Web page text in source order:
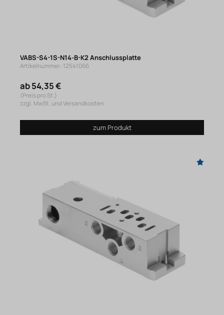
VABS-S4-1S-N14-B-K2 Anschlussplatte
Artikelnummer: 12541066
ab 54,35 €
(Preis pro St.)
zzgl. MwSt. und Versandkosten
zum Produkt